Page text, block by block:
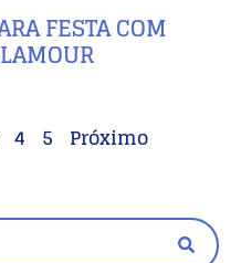
FESTA COM
4 5 Próximo